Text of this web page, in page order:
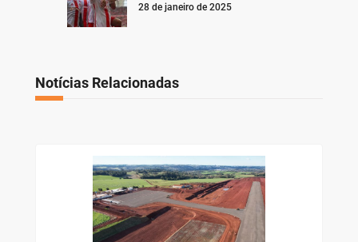
28 de janeiro de 2025
Notícias Relacionadas